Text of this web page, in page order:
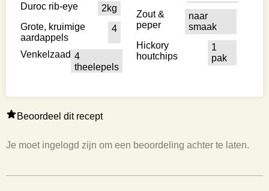
Beoordeel dit recept
Je moet ingelogd zijn om een beoordeling achter te laten.
Duroc rib-eye
2kg
Grote, kruimige
aardappels
4
Venkelzaad 4
theelepels
Zout &
peper
naar
smaak
Hickory
houtchips
1
pak